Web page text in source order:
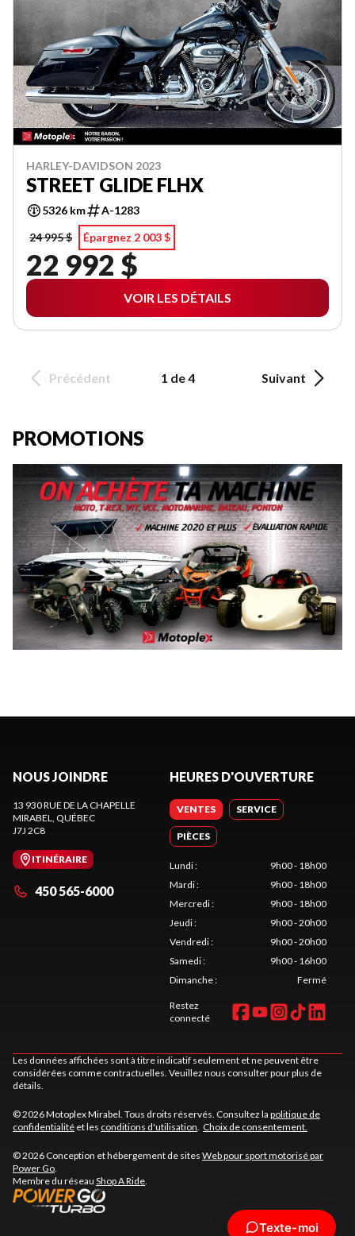
HARLEY-DAVIDSON 2023
STREET GLIDE FLHX
5326 km
A-1283
24 995 $
Épargnez 2 003 $
22 992 $
VOIR LES DÉTAILS
Précédent 1 de 4 Suivant
PROMOTIONS
NOUS JOINDRE
13 930 RUE DE LA CHAPELLE
MIRABEL, QUÉBEC
J7J 2C8
ITINÉRAIRE
450 565-6000
HEURES D'OUVERTURE
VENTES SERVICE
PIÈCES
Lundi:
9h00 - 18h00
Mardi:
9h00 - 18h00
Mercredi:
9h00 - 18h00
Jeudi:
9h00 - 20h00
Vendredi:
9h00 - 20h00
Samedi:
9h00 - 16h00
Dimanche: Fermé
Restez
connecté
Les données affichées sont à titre indicatif seulement et ne peuvent être
considérées comme contractuelles. Veuillez nous consulter pour plus de
détails.
© 2026 Motoplex Mirabel. Tous droits réservés. Consultez la politique de
confidentialité et les conditions d'utilisation. Choix de consentement.
© 2026 Conception et hébergement de sites Web pour sport motorisé par
Power Go.
Membre du réseau Shop A Ride.
Texte-moi